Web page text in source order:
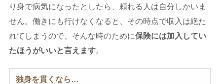
り身で病気になったとしたら、頼れる人は自分しかいま
せん。働きにも行けなくなると、その時点で収入は絶た
れてしまうので、そんな時のために保険には加入してい
たほうがいいと言えます。
独身を貫くなら…